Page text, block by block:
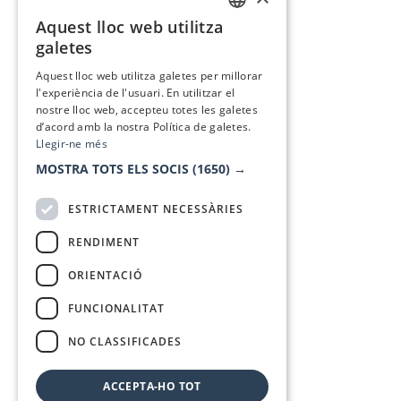
Aquest lloc web utilitza
galetes
Aquest lloc web utilitza galetes per millorar
l'experiència de l'usuari. En utilitzar el
nostre lloc web, accepteu totes les galetes
d’acord amb la nostra Política de galetes.
Llegir-ne més
MOSTRA TOTS ELS SOCIS (1650) →
ESTRICTAMENT NECESSÀRIES
RENDIMENT
ORIENTACIÓ
FUNCIONALITAT
NO CLASSIFICADES
ACCEPTA-HO TOT